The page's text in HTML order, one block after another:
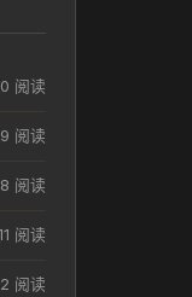
阅读
阅读
阅读
阅读
阅读